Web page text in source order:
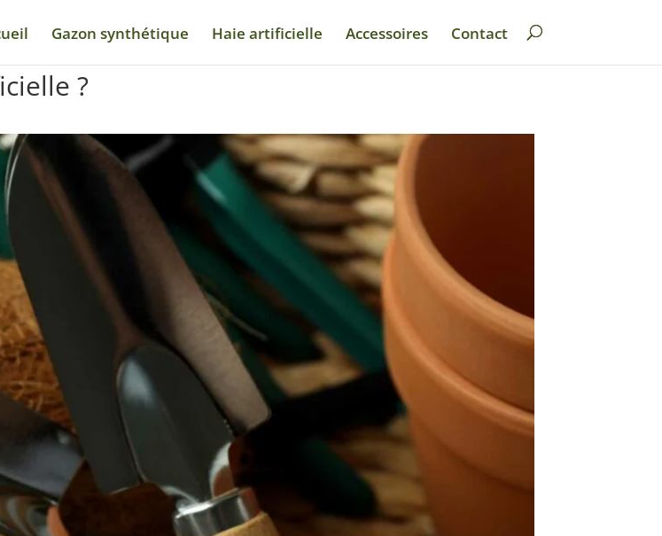
Gazon synthétique Haie artificielle Accessoires Contact
?